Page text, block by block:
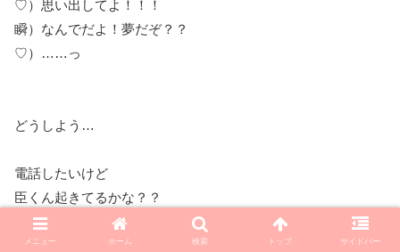
♡）思い出してよ！！！
瞬）なんでだよ！夢だぞ？？
♡）……っ
どうしよう…
電話したいけど
臣くん起きてるかな？？
メニュー ホーム 検索 トップ サイドバー